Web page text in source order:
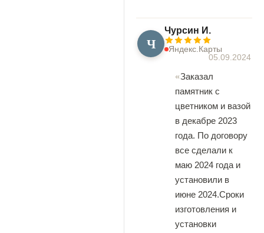
Ч
Чурсин И.
Яндекс.Карты
05.09.2024
Заказал
памятник с
цветником и вазой
в декабре 2023
года. По договору
все сделали к
маю 2024 года и
установили в
июне 2024.Сроки
изготовления и
установки